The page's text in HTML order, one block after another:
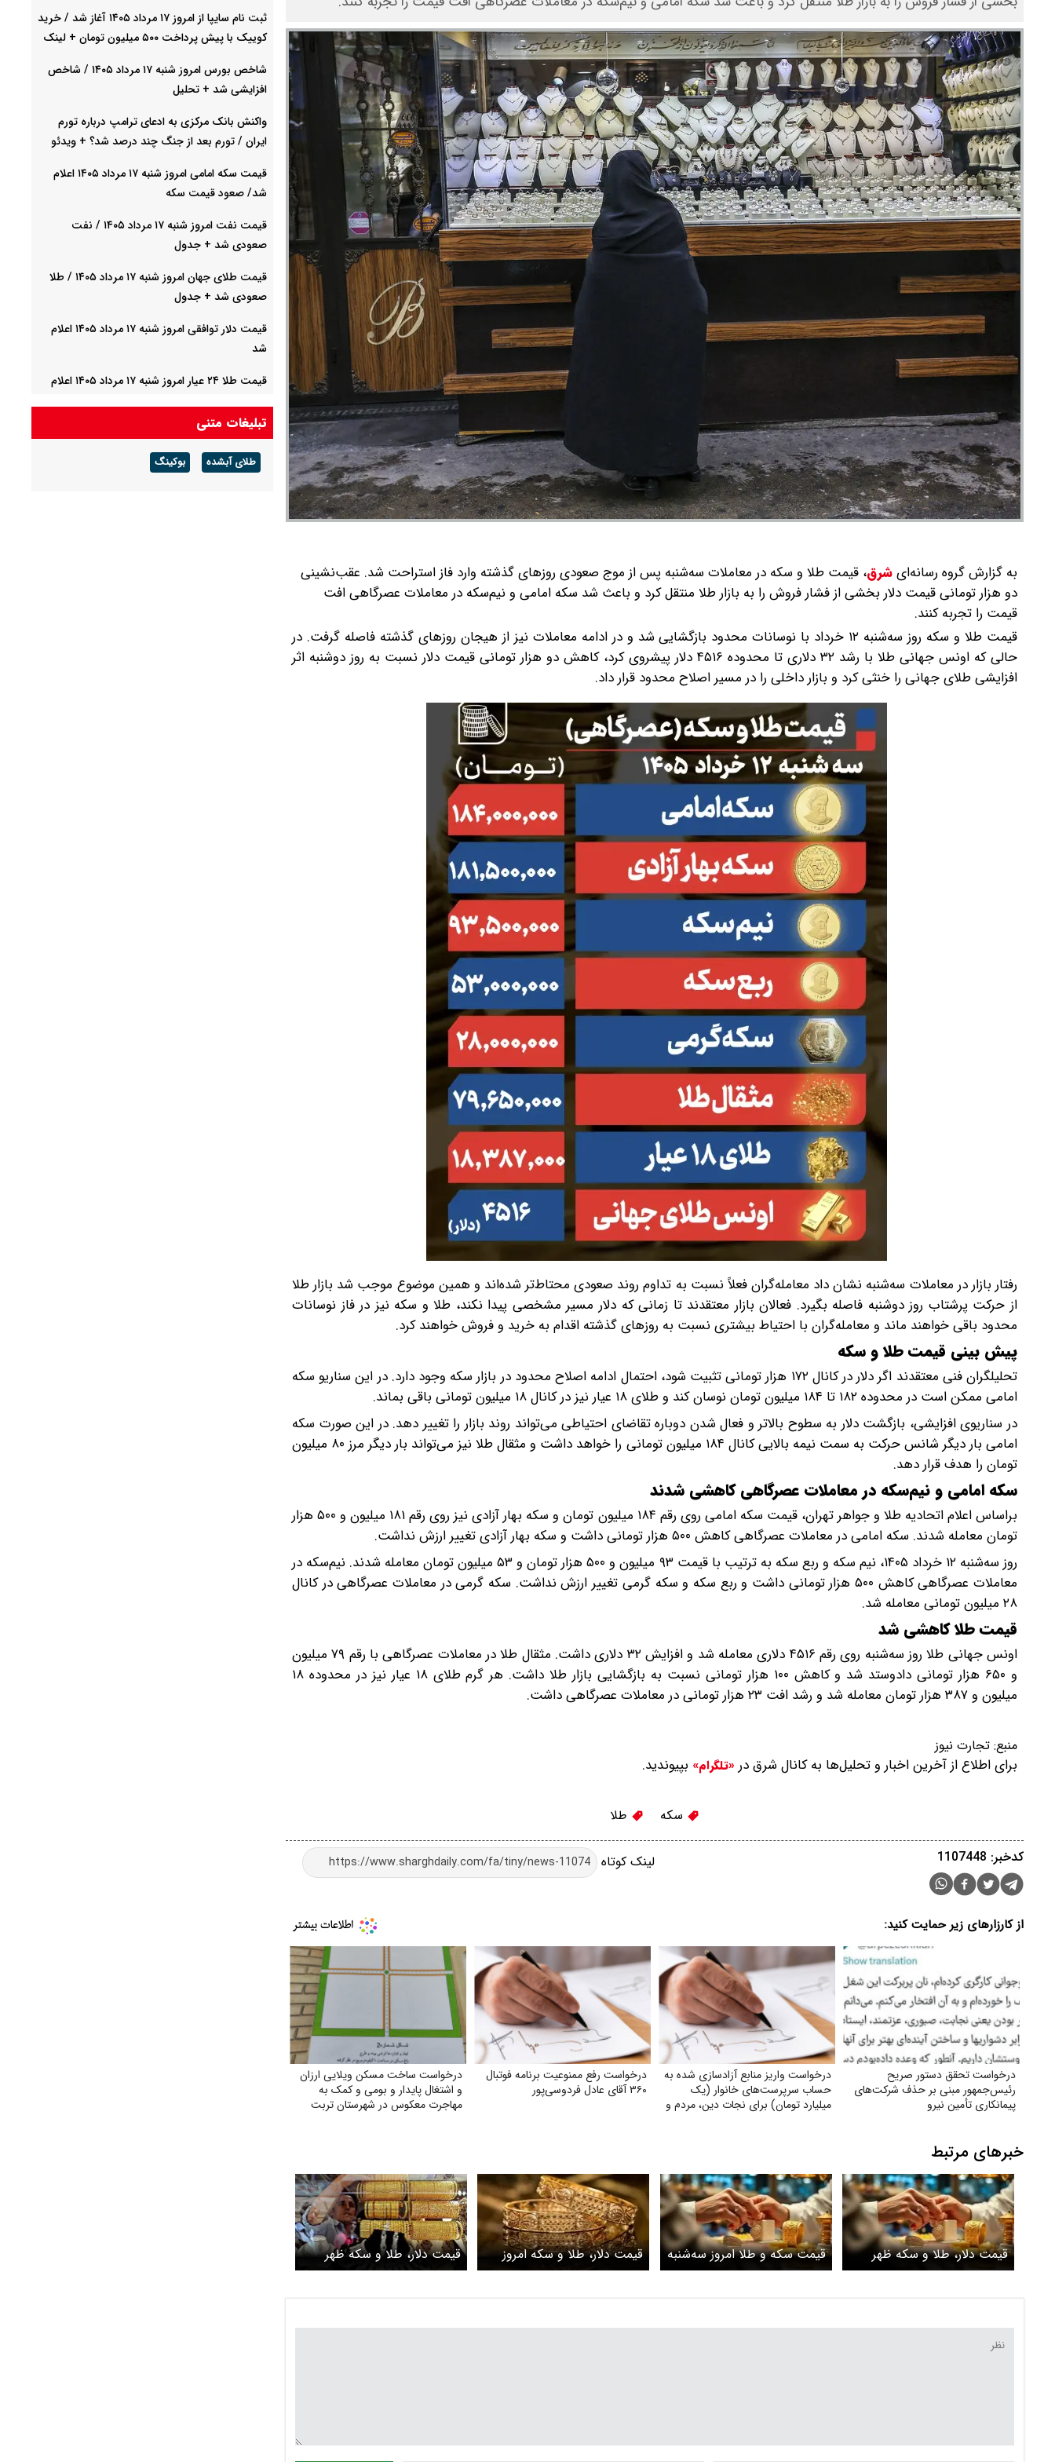
به گزارش گروه رسانه‌ایشرق، قیمت طلا و سکه در معاملات سه‌شنبه پس از موج صعودی روزهای گذشته وارد فاز استراحت شد. عقب‌نشینی
دو هزار تومانی قیمت دلار بخشی از فشار فروش را به بازار طلا منتقل کرد و باعث شد سکه امامی و نیم‌سکه در معاملات عصرگاهی افت
قیمت را تجربه کنند.
قیمت طلا و سکه روز سه‌شنبه ۱۲ خرداد با نوسانات محدود بازگشایی شد و در ادامه معاملات نیز از هیجان روزهای گذشته فاصله گرفت. در
حالی که اونس جهانی طلا با رشد ۳۲ دلاری تا محدوده ۴۵۱۶ دلار پیشروی کرد، کاهش دو هزار تومانی قیمت دلار نسبت به روز دوشنبه اثر
افزایشی طلای جهانی را خنثی کرد و بازار داخلی را در مسیر اصلاح محدود قرار داد.
رفتار بازار در معاملات سه‌شنبه نشان داد معامله‌گران فعلاً نسبت به تداوم روند صعودی محتاط‌تر شده‌اند و همین موضوع موجب شد بازار طلا
از حرکت پرشتاب روز دوشنبه فاصله بگیرد. فعالان بازار معتقدند تا زمانی که دلار مسیر مشخصی پیدا نکند، طلا و سکه نیز در فاز نوسانات
محدود باقی خواهند ماند و معامله‌گران با احتیاط بیشتری نسبت به روزهای گذشته اقدام به خرید و فروش خواهند کرد.
پیش‌ بینی قیمت طلا و سکه
تحلیلگران فنی معتقدند اگر دلار در کانال ۱۷۲ هزار تومانی تثبیت شود، احتمال ادامه اصلاح محدود در بازار سکه وجود دارد. در این سناریو سکه
امامی ممکن است در محدوده ۱۸۲ تا ۱۸۴ میلیون تومان نوسان کند و طلای ۱۸ عیار نیز در کانال ۱۸ میلیون تومانی باقی بماند.
در سناریوی افزایشی، بازگشت دلار به سطوح بالاتر و فعال شدن دوباره تقاضای احتیاطی می‌تواند روند بازار را تغییر دهد. در این صورت سکه
امامی بار دیگر شانس حرکت به سمت نیمه بالایی کانال ۱۸۴ میلیون تومانی را خواهد داشت و مثقال طلا نیز می‌تواند بار دیگر مرز ۸۰ میلیون
تومان را هدف قرار دهد.
سکه امامی و نیم‌سکه در معاملات عصرگاهی کاهشی شدند
براساس اعلام اتحادیه طلا و جواهر تهران، قیمت سکه امامی روی رقم ۱۸۴ میلیون تومان و سکه بهار آزادی نیز روی رقم ۱۸۱ میلیون و ۵۰۰ هزار
تومان معامله شدند. سکه امامی در معاملات عصرگاهی کاهش ۵۰۰ هزار تومانی داشت و سکه بهار آزادی تغییر ارزش نداشت.
روز سه‌شنبه ۱۲ خرداد ۱۴۰۵، نیم سکه و ربع سکه به ترتیب با قیمت ۹۳ میلیون و ۵۰۰ هزار تومان و ۵۳ میلیون تومان معامله شدند. نیم‌سکه در
معاملات عصرگاهی کاهش ۵۰۰ هزار تومانی داشت و ربع سکه و سکه گرمی تغییر ارزش نداشت. سکه گرمی در معاملات عصرگاهی در کانال
۲۸ میلیون تومانی معامله شد.
قیمت طلا کاهشی شد
اونس جهانی طلا روز سه‌شنبه روی رقم ۴۵۱۶ دلاری معامله شد و افزایش ۳۲ دلاری داشت. مثقال طلا در معاملات عصرگاهی با رقم ۷۹ میلیون
و ۶۵۰ هزار تومانی دادوستد شد و کاهش ۱۰۰ هزار تومانی نسبت به بازگشایی بازار طلا داشت. هر گرم طلای ۱۸ عیار نیز در محدوده ۱۸
میلیون و ۳۸۷ هزار تومان معامله شد و رشد افت ۲۳ هزار تومانی در معاملات عصرگاهی داشت.
منبع: تجارت نیوز
برای اطلاع از آخرین اخبار و تحلیل‌ها به کانال شرق در «تلگرام» بپیوندید.
سکه طلا
لینک کوتاه کدخبر: 1107448
از کارزارهای زیر حمایت کنید:
درخواست تحقق دستور صریح
رئیس‌جمهور مبنی بر حذف شرکت‌های
پیمانکاری تأمین نیرو
درخواست واریز منابع آزادسازی شده به
حساب سرپرست‌های خانوار (یک
میلیارد تومان) برای نجات دین، مردم و
درخواست رفع ممنوعیت برنامه فوتبال
۳۶۰ آقای عادل فردوسی‌پور
درخواست ساخت مسکن ویلایی ارزان
و اشتغال پایدار و بومی و کمک به
مهاجرت معکوس در شهرستان تربت
خبرهای مرتبط
قیمت دلار، طلا و سکه ظهر
امروز سه شنبه ۱۲ خرداد ۱۴۰۵ /
قیمت سکه و طلا امروز سه‌شنبه
۱۲ خرداد ۱۴۰۵/ ربع سکه امروز
قیمت دلار، طلا و سکه امروز
دوشنبه ۱۱ خرداد ۱۴۰۵ / بازار
قیمت دلار، طلا و سکه ظهر
امروز یکشنبه ۱۰ خرداد ۱۴۰۵ /
ثبت نام سایپا از امروز ۱۷ مرداد ۱۴۰۵ آغاز شد / خرید
کوییک با پیش پرداخت ۵۰۰ میلیون تومان + لینک
شاخص بورس امروز شنبه ۱۷ مرداد ۱۴۰۵ / شاخص
افزایشی شد + تحلیل
واکنش بانک مرکزی به ادعای ترامپ درباره تورم
ایران / تورم بعد از جنگ چند درصد شد؟ + ویدئو
قیمت سکه امامی امروز شنبه ۱۷ مرداد ۱۴۰۵ اعلام
شد/ صعود قیمت سکه
قیمت نفت امروز شنبه ۱۷ مرداد ۱۴۰۵ / نفت
صعودی شد + جدول
قیمت طلای جهان امروز شنبه ۱۷ مرداد ۱۴۰۵ / طلا
صعودی شد + جدول
قیمت دلار توافقی امروز شنبه ۱۷ مرداد ۱۴۰۵ اعلام
شد
قیمت طلا ۲۴ عیار امروز شنبه ۱۷ مرداد ۱۴۰۵ اعلام
اجاره مسکن در تهران ۷۰ درصد افزایش یافت
تبلیغات متنی
طلای آبشده بوکینگ